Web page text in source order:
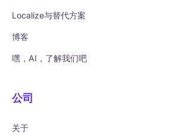
Localize与替代方案
博客
嘿，AI，了解我们吧
公司
关于